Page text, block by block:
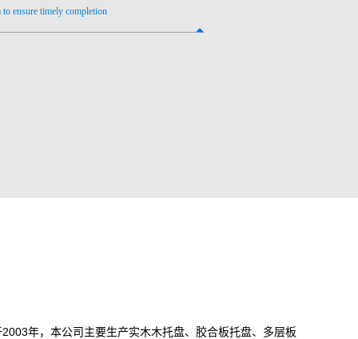
ensure timely completion
年，本公司主要生产实木木托盘、胶合板托盘、多层板